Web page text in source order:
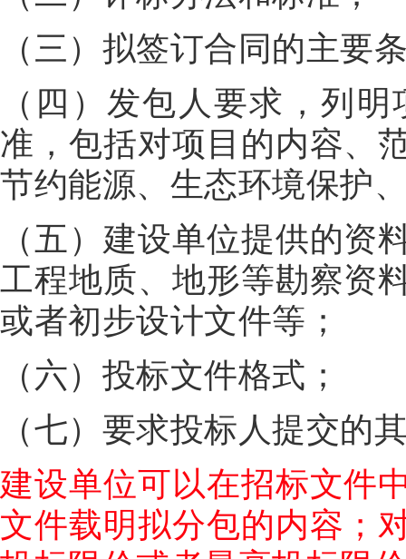
（三）拟签订合同的主要
（四）发包人要求，列
准，包括对项目的内容、
节约能源、生态环境保护
（五）建设单位提供的资
工程地质、地形等勘察资
或者初步设计文件等；
（六）投标文件格式；
（七）要求投标人提交的
建设单位可以在招标文件
文件载明拟分包的内容；